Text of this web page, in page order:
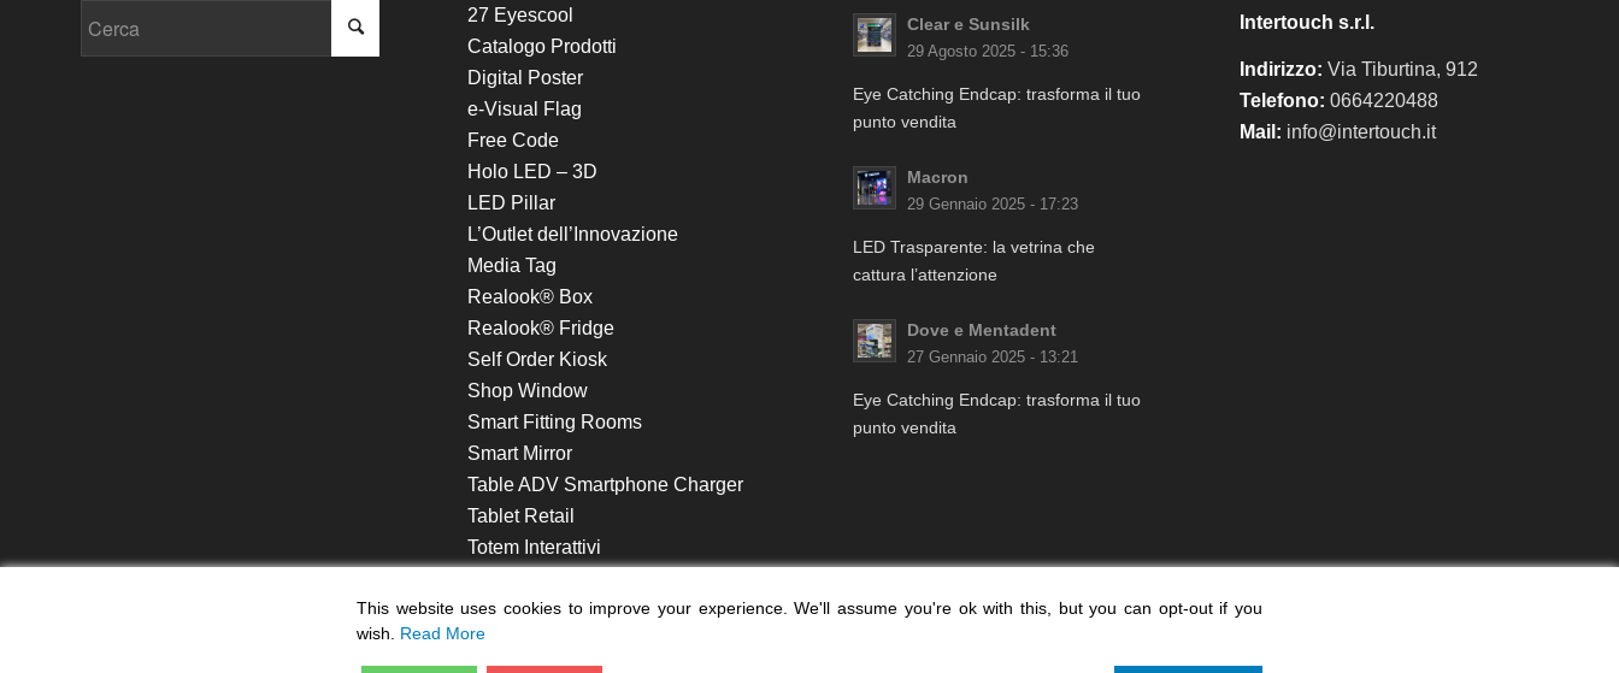
27 Eyescool
Catalogo Prodotti
Digital Poster
e-Visual Flag
Free Code
Holo LED – 3D
LED Pillar
L’Outlet dell’Innovazione
Media Tag
Realook® Box
Realook® Fridge
Self Order Kiosk
Shop Window
Smart Fitting Rooms
Smart Mirror
Table ADV Smartphone Charger
Tablet Retail
Totem Interattivi
Clear e Sunsilk
29 Agosto 2025 - 15:36
Eye Catching Endcap: trasforma il tuo
punto vendita
Macron
29 Gennaio 2025 - 17:23
LED Trasparente: la vetrina che
cattura l’attenzione
Dove e Mentadent
27 Gennaio 2025 - 13:21
Eye Catching Endcap: trasforma il tuo
punto vendita
Intertouch s.r.l.
Indirizzo: Via Tiburtina, 912
Telefono: 0664220488
Mail: info@intertouch.it
This website uses cookies to improve your experience. We'll assume you're ok with this, but you can opt-out if you
wish. Read More